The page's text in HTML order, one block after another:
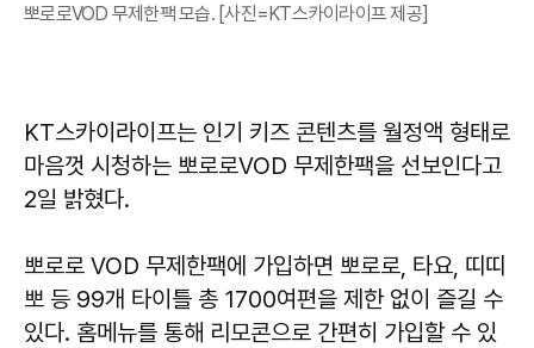
뽀로로VOD 무제한팩 모습. [사진=KT스카이라이프 제공]
KT스카이라이프는 인기 키즈 콘텐츠를 월정액 형태로
마음껏 시청하는 뽀로로VOD 무제한팩을 선보인다고
2일 밝혔다.
뽀로로 VOD 무제한팩에 가입하면 뽀로로, 타요, 띠띠
뽀 등 99개 타이틀 총 1700여편을 제한 없이 즐길 수
있다. 홈메뉴를 통해 리모콘으로 간편히 가입할 수 있